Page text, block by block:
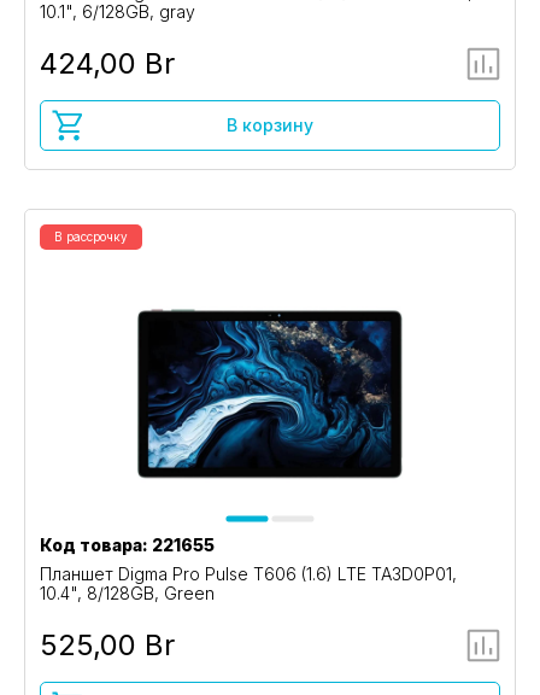
10.1", 6/128GB, gray
424,00 Br
В корзину
В рассрочку
Код товара: 221655
Планшет Digma Pro Pulse T606 (1.6) LTE TA3D0P01,
10.4", 8/128GB, Green
525,00 Br